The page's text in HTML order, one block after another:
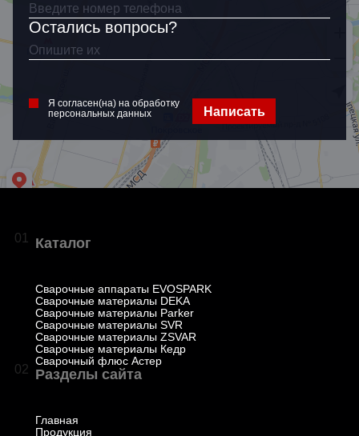
Остались вопросы?
Я согласен(на) на обработку
персональных данных
Написать
Я согласен(на)
на обработку
данных
01 Каталог
Сварочные аппараты EVOSPARK
Сварочные материалы DEKA
Сварочные материалы Parker
Сварочные материалы SVR
Сварочные материалы ZSVAR
Сварочные материалы Кедр
Сварочный флюс Астер
02 Разделы сайта
Главная
Продукция